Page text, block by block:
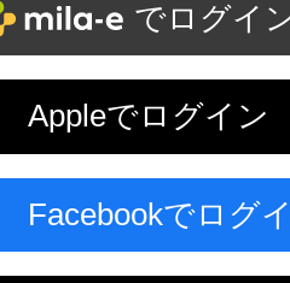
でログイ
Appleでログイン
Facebookでログ